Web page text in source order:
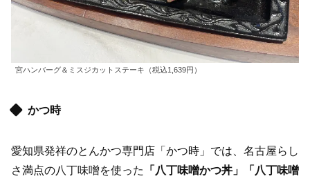
宮ハンバーグ＆ミスジカットステーキ（税込1,639円）
かつ時
愛知県発祥のとんかつ専門店「かつ時」では、名古屋らし
さ満点の八丁味噌を使った
「八丁味噌かつ丼」「八丁味噌